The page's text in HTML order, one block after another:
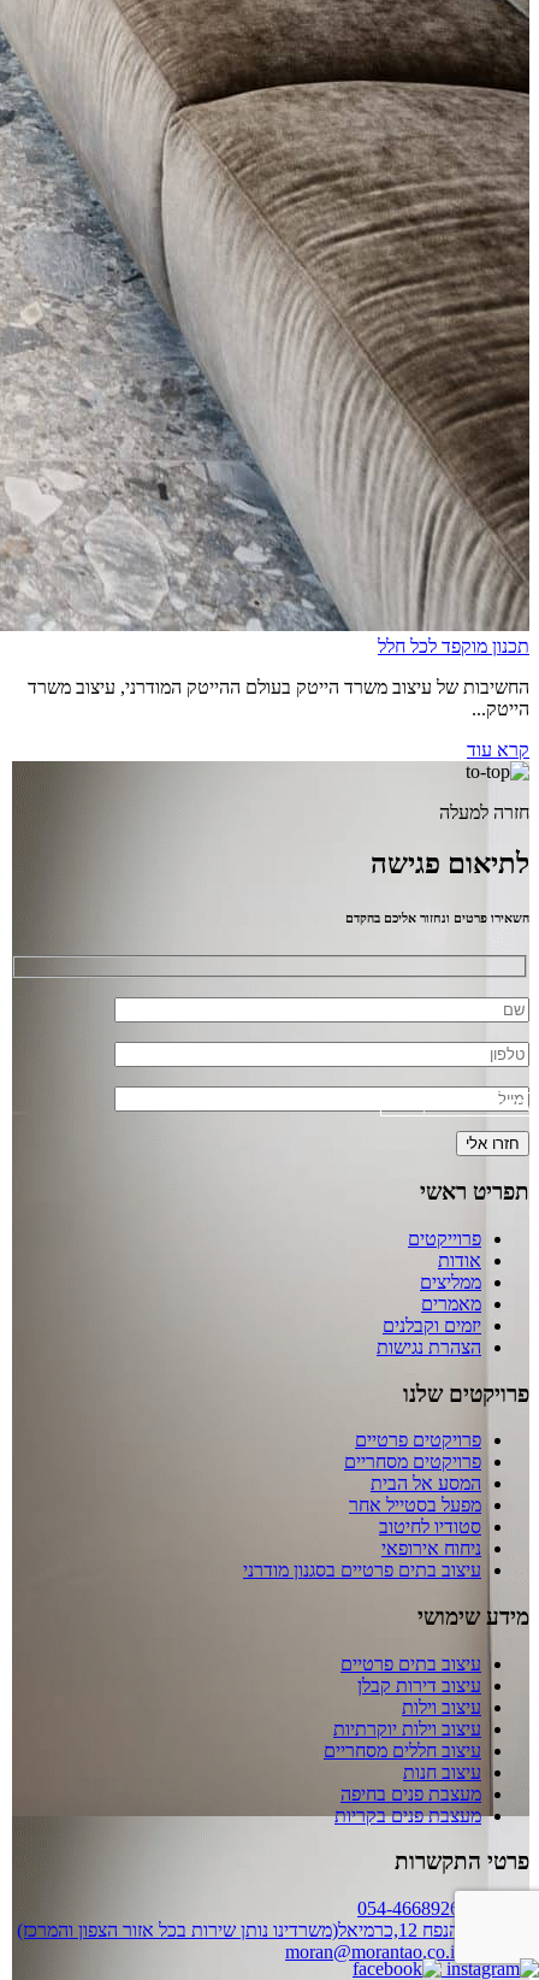
שירות ליזמים וקבלנים
תכנון מוקפד לכל חלל
החשיבות של עיצוב משרד הייטק בעולם ההייטק המודרני, עיצוב משרד
הייטק...
קרא עוד
חזרה למעלה
לתיאום פגישה
השאירו פרטים ונחזור אליכם בהקדם
תפריט ראשי
פרוייקטים
אודות
ממליצים
מאמרים
יזמים וקבלנים
הצהרת נגישות
פרויקטים שלנו
פרויקטים פרטיים
פרויקטים מסחריים
המסע אל הבית
מפעל בסטייל אחר
סטודיו לחיטוב
ניחוח אירופאי
עיצוב בתים פרטיים בסגנון מודרני
מידע שימושי
עיצוב בתים פרטיים
עיצוב דירות קבלן
עיצוב וילות
עיצוב וילות יוקרתיות
עיצוב חללים מסחריים
עיצוב חנות
מעצבת פנים בחיפה
מעצבת פנים בקריות
פרטי התקשרות
הנפח 12,כרמיאל(משרדינו נותן שירות בכל אזור הצפון והמרכז)